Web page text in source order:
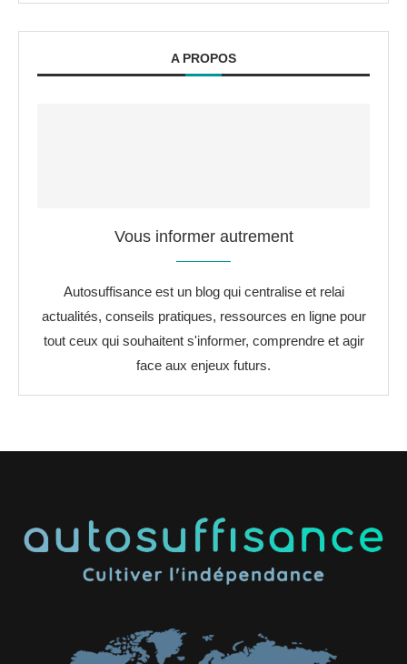
A PROPOS
Vous informer autrement
Autosuffisance est un blog qui centralise et relai
actualités, conseils pratiques, ressources en ligne pour
tout ceux qui souhaitent s'informer, comprendre et agir
face aux enjeux futurs.